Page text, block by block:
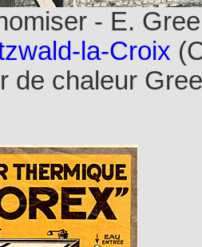
- E.
la-Croix
de chaleur